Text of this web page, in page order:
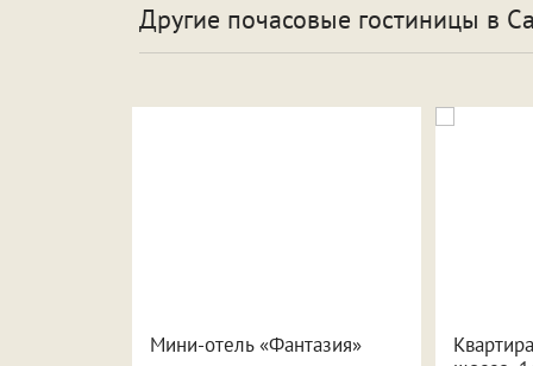
Другие почасовые гостиницы в
Мини-отель «Фантазия»